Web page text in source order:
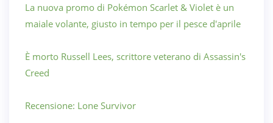
La nuova promo di Pokémon Scarlet & Violet è un
maiale volante, giusto in tempo per il pesce d'aprile
È morto Russell Lees, scrittore veterano di Assassin's
Creed
Recensione: Lone Survivor